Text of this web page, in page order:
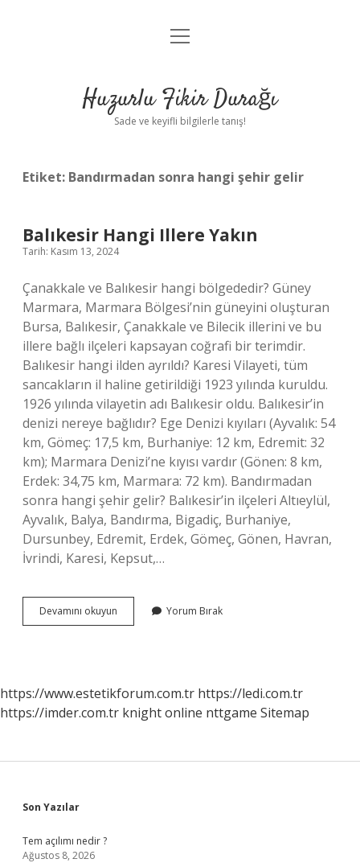
Anasayfa
Yasal Uyarı
menüyü
Huzurlu Fikir Durağı
Sade ve keyifli bilgilerle tanış!
Etiket: Bandırmadan sonra hangi şehir gelir
Balıkesir Hangi Illere Yakın
Tarih: Kasım 13, 2024
Çanakkale ve Balıkesir hangi bölgededir? Güney
Marmara, Marmara Bölgesi’nin güneyini oluşturan
Bursa, Balıkesir, Çanakkale ve Bilecik illerini ve bu
illere bağlı ilçeleri kapsayan coğrafi bir terimdir.
Balıkesir hangi ilden ayrıldı? Karesi Vilayeti, tüm
sancakların il haline getirildiği 1923 yılında kuruldu.
1926 yılında vilayetin adı Balıkesir oldu. Balıkesir’in
denizi nereye bağlıdır? Ege Denizi kıyıları (Ayvalık: 54
km, Gömeç: 17,5 km, Burhaniye: 12 km, Edremit: 32
km); Marmara Denizi’ne kıyısı vardır (Gönen: 8 km,
Erdek: 34,75 km, Marmara: 72 km). Bandırmadan
sonra hangi şehir gelir? Balıkesir’in ilçeleri Altıeylül,
Ayvalık, Balya, Bandırma, Bigadiç, Burhaniye,
Dursunbey, Edremit, Erdek, Gömeç, Gönen, Havran,
İvrindi, Karesi, Kepsut,…
Devamını okuyun Balıkesir
Hangi
Yorum Bırak
https://www.estetikforum.com.tr https://ledi.com.tr
https://imder.com.tr knight online nttgame Sitemap
Sidebar
Son Yazılar
Tem açılımı nedir ?
Ağustos 8, 2026